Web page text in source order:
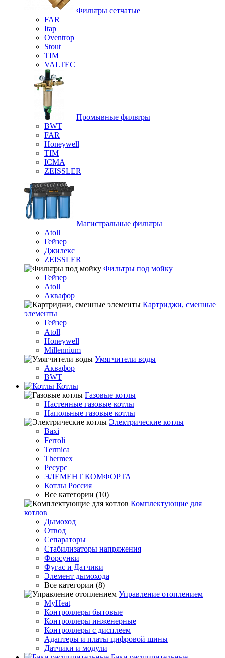
Фильтры сетчатые
FAR
Itap
Oventrop
Stout
TIM
VALTEC
Промывные фильтры
BWT
FAR
Honeywell
TIM
ICMA
ZEISSLER
Магистральные фильтры
Atoll
Гейзер
Джилекс
ZEISSLER
Фильтры под мойку
Гейзер
Atoll
Аквафор
Картриджи, сменные
элементы
Гейзер
Atoll
Honeywell
Millennium
Умягчители воды
Аквафор
BWT
Котлы
Гaзовые котлы
Настенные газовые котлы
Напольные газовые котлы
Электрические котлы
Baxi
Ferroli
Termica
Thermex
Ресурс
ЭЛЕМЕНТ КОМФОРТА
Котлы Россия
Все категории (10)
Комплектующие для
котлов
Дымоход
Отвод
Сепараторы
Стабилизаторы напряжения
Форсунки
Фугас и Датчики
Элемент дымохода
Все категории (8)
Управление отоплением
MyHeat
Контроллеры бытовые
Контроллеры инженерные
Контроллеры с дисплеем
Адаптеры и платы цифровой шины
Датчики и модули